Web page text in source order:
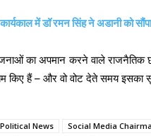
में डॉ रमन सिंह ने अडानी को
का अपमान करने वाले राजनैतिक
किए हैं – और वो वोट देते समय
Political News Social Media